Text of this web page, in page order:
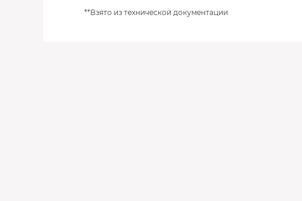
**Взято из технической документации